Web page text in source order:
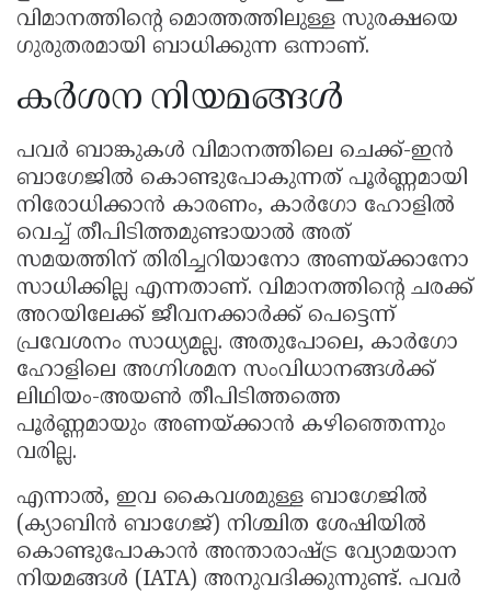
വിമാനത്തിൻ്റെ മൊത്തത്തിലുള്ള സുരക്ഷയെ
ഗുരുതരമായി ബാധിക്കുന്ന ഒന്നാണ്.
കർശന നിയമങ്ങൾ
പവർ ബാങ്കുകൾ വിമാനത്തിലെ ചെക്ക്-ഇൻ
ബാഗേജിൽ കൊണ്ടുപോകുന്നത് പൂർണ്ണമായി
നിരോധിക്കാൻ കാരണം, കാർഗോ ഹോളിൽ
വെച്ച് തീപിടിത്തമുണ്ടായാൽ അത്
സമയത്തിന് തിരിച്ചറിയാനോ അണയ്ക്കാനോ
സാധിക്കില്ല എന്നതാണ്. വിമാനത്തിൻ്റെ ചരക്ക്
അറയിലേക്ക് ജീവനക്കാർക്ക് പെട്ടെന്ന്
പ്രവേശനം സാധ്യമല്ല. അതുപോലെ, കാർഗോ
ഹോളിലെ അഗ്നിശമന സംവിധാനങ്ങൾക്ക്
ലിഥിയം-അയൺ തീപിടിത്തത്തെ
പൂർണ്ണമായും അണയ്ക്കാൻ കഴിഞ്ഞെന്നും
വരില്ല.
എന്നാൽ, ഇവ കൈവശമുള്ള ബാഗേജിൽ
(ക്യാബിൻ ബാഗേജ്) നിശ്ചിത ശേഷിയിൽ
കൊണ്ടുപോകാൻ അന്താരാഷ്ട്ര വ്യോമയാന
നിയമങ്ങൾ (IATA) അനുവദിക്കുന്നുണ്ട്. പവർ